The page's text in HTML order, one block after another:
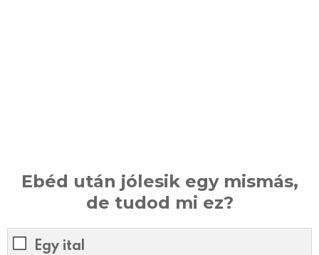
Ebéd után jólesik egy mismás,
de tudod mi ez?
Egy ital